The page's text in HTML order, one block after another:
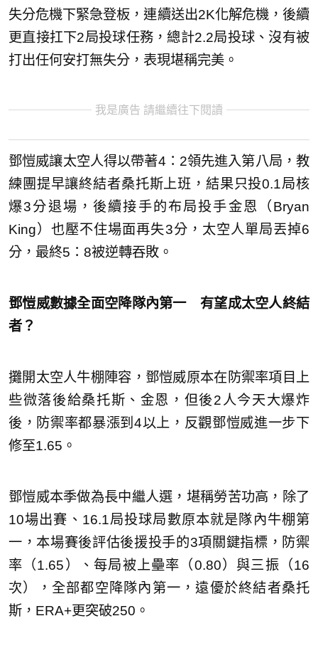
失分危機下緊急登板，連續送出2K化解危機，後續
更直接扛下2局投球任務，總計2.2局投球、沒有被
打出任何安打無失分，表現堪稱完美。
我是廣告 請繼續往下閱讀
鄧愷威讓太空人得以帶著4：2領先進入第八局，教
練團提早讓終結者桑托斯上班，結果只投0.1局核
爆3分退場，後續接手的布局投手金恩（Bryan
King）也壓不住場面再失3分，太空人單局丟掉6
分，最終5：8被逆轉吞敗。
鄧愷威數據全面空降隊內第一 有望成太空人終結
者？
攤開太空人牛棚陣容，鄧愷威原本在防禦率項目上
些微落後給桑托斯、金恩，但後2人今天大爆炸
後，防禦率都暴漲到4以上，反觀鄧愷威進一步下
修至1.65。
鄧愷威本季做為長中繼人選，堪稱勞苦功高，除了
10場出賽、16.1局投球局數原本就是隊內牛棚第
一，本場賽後評估後援投手的3項關鍵指標，防禦
率（1.65）、每局被上壘率（0.80）與三振（16
次），全部都空降隊內第一，遠優於終結者桑托
斯，ERA+更突破250。